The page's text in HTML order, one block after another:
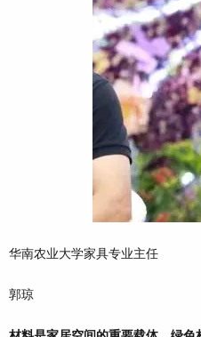
华南农业大学家具专业主任
郭琼